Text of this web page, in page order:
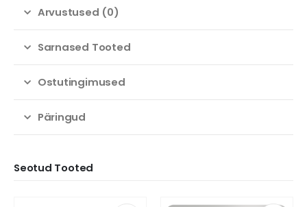
Arvustused (0)
Sarnased Tooted
Ostutingimused
Päringud
Seotud Tooted